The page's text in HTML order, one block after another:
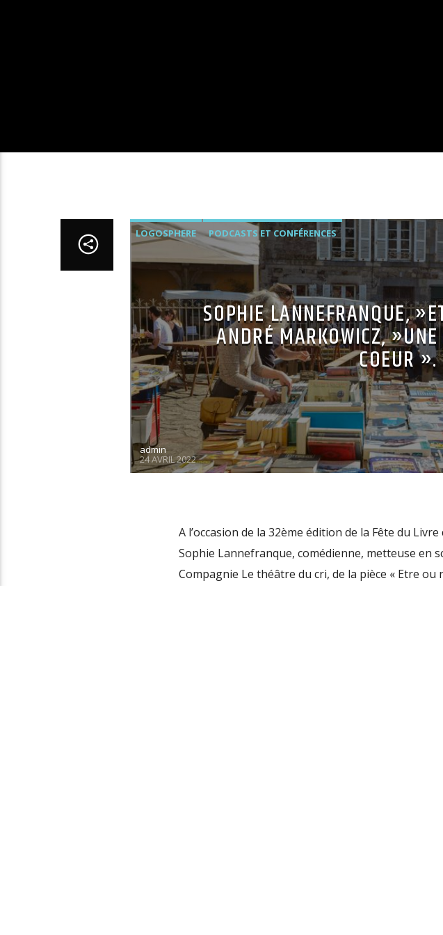
LOGOSPHERE PODCASTS ET CONFÉRENCES
SOPHIE LANNEFRANQUE,
ANDRÉ MARKOWICZ,
COEUR ».
admin
24 AVRIL 2022
A l’occasion de la 32ème édition de la Fête du
Sophie Lannefranque, comédienne, metteuse en
Compagnie Le théâtre du cri, de la pièce « Etre ou